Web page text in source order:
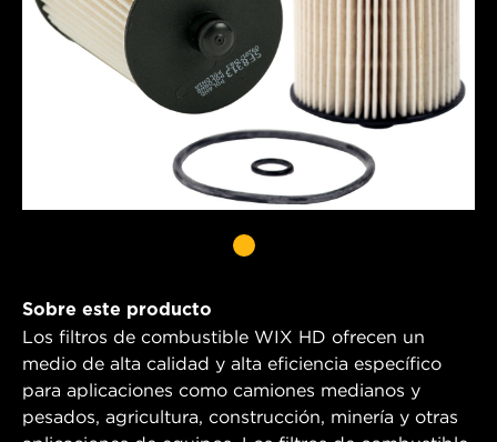
Sobre este producto
Los filtros de combustible WIX HD ofrecen un
medio de alta calidad y alta eficiencia específico
para aplicaciones como camiones medianos y
pesados, agricultura, construcción, minería y otras